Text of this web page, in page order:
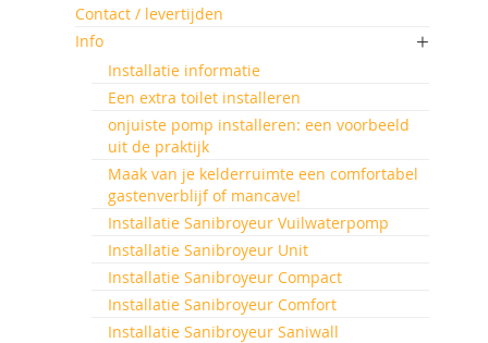
Contact / levertijden
Info
Installatie informatie
Een extra toilet installeren
onjuiste pomp installeren: een voorbeeld
uit de praktijk
Maak van je kelderruimte een comfortabel
gastenverblijf of mancave!
Installatie Sanibroyeur Vuilwaterpomp
Installatie Sanibroyeur Unit
Installatie Sanibroyeur Compact
Installatie Sanibroyeur Comfort
Installatie Sanibroyeur Saniwall